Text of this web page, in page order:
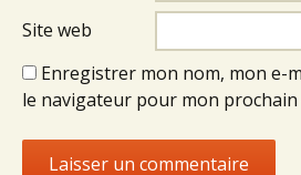
Site web
Enregistrer mon nom, mon e-
le navigateur pour mon prochain